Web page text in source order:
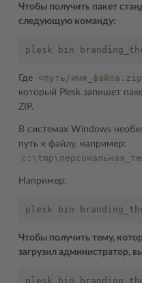
Чтобы получить пакет
следующую команду:
Где <путь/
который Plesk запишет
ZIP.
В системах Windows
путь к файлу, например:
Например:
Чтобы получить тему,
загрузил администратор,